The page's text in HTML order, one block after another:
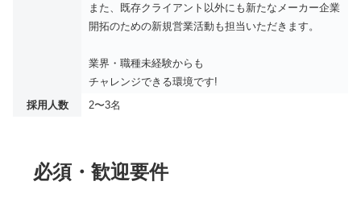
また、既存クライアント以外にも新たなメーカー企業
開拓のための新規営業活動も担当いただきます。
業界・職種未経験からも
チャレンジできる環境です!
採用人数
2〜3名
必須・歓迎要件